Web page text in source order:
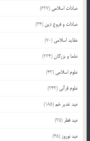
عبادات اسلامی (627)
عبادات و فروع دین (34)
عقاید اسلامی (70)
علما و بزرگان(224)
علوم اسلامی (43)
علوم قرآنی (343)
عید غدیر خم(185)
عید فطر (35)
عید نوروز (45)